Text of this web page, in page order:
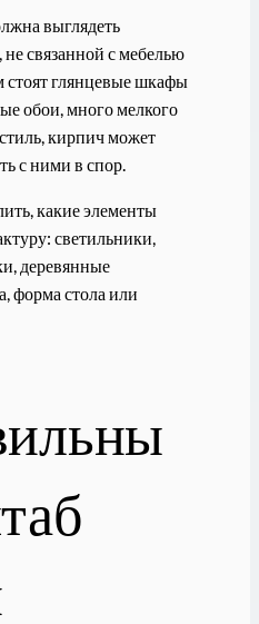
выглядеть
связанной с мебелью
стоят глянцевые шкафы
обои, много мелкого
кирпич может
с ними в спор.
какие элементы
светильники,
деревянные
форма стола или